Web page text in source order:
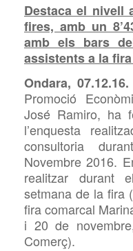
Destaca el nivell
fires, amb un
amb els bars
assistents a la
Ondara, 07.12.16.
Promoció
José Ramiro, ha
l’enquesta
consultoria
Novembre 2016.
realitzar durant
setmana de la fira
fira comarcal
i 20 de
Comerç).